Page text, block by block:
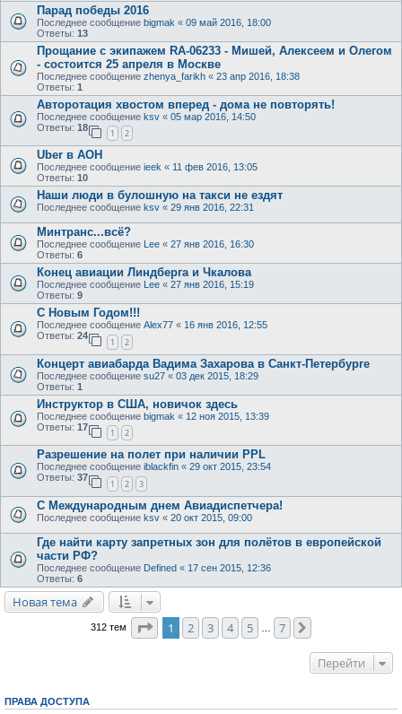
Парад победы 2016
Последнее сообщение bigmak « 09 май 2016, 18:00
Ответы: 13
Прощание с экипажем RA-06233 - Мишей, Алексеем и Олегом
- состоится 25 апреля в Москве
Последнее сообщение zhenya_farikh « 23 апр 2016, 18:38
Ответы: 1
Авторотация хвостом вперед - дома не повторять!
Последнее сообщение ksv « 05 мар 2016, 14:50
Ответы: 18
1 2
Uber в АОН
Последнее сообщение ieek « 11 фев 2016, 13:05
Ответы: 10
Наши люди в булошную на такси не ездят
Последнее сообщение ksv « 29 янв 2016, 22:31
Минтранс...всё?
Последнее сообщение Lee « 27 янв 2016, 16:30
Ответы: 6
Конец авиации Линдберга и Чкалова
Последнее сообщение Lee « 27 янв 2016, 15:19
Ответы: 9
С Новым Годом!!!
Последнее сообщение Alex77 « 16 янв 2016, 12:55
Ответы: 24
1 2
Концерт авиабарда Вадима Захарова в Санкт-Петербурге
Последнее сообщение su27 « 03 дек 2015, 18:29
Ответы: 1
Инструктор в США, новичок здесь
Последнее сообщение bigmak « 12 ноя 2015, 13:39
Ответы: 17
1 2
Разрешение на полет при наличии PPL
Последнее сообщение iblackfin « 29 окт 2015, 23:54
Ответы: 37
1 2 3
С Международным днем Авиадиспетчера!
Последнее сообщение ksv « 20 окт 2015, 09:00
Где найти карту запретных зон для полётов в европейской
части РФ?
Последнее сообщение Defined « 17 сен 2015, 12:36
Ответы: 6
Новая тема
312 тем Страница1 из
1 2 3 4 5 7
Перейти
ПРАВА ДОСТУПА